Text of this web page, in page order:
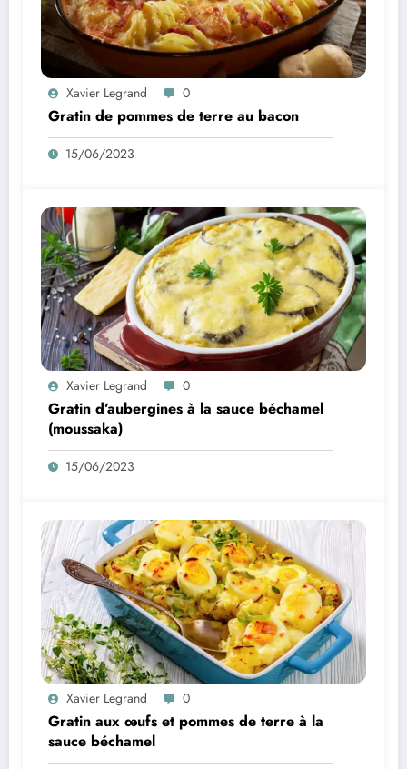
Xavier Legrand 0
Gratin de pommes de terre au bacon
15/06/2023
Xavier Legrand 0
Gratin d’aubergines à la sauce béchamel
(moussaka)
15/06/2023
Xavier Legrand 0
Gratin aux œufs et pommes de terre à la
sauce béchamel